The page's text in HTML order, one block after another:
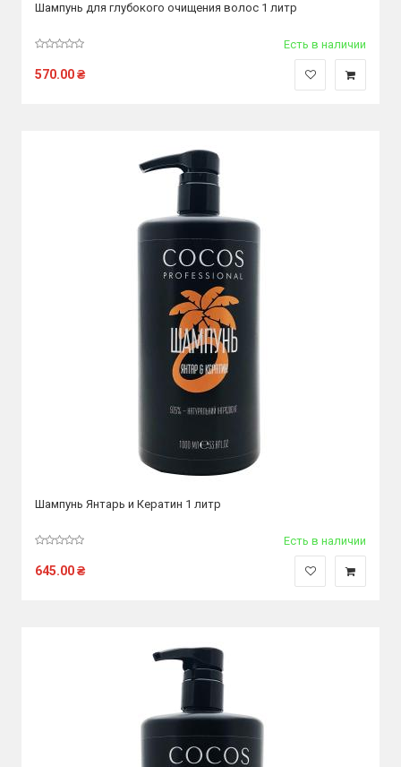
Шампунь для глубокого очищения волос 1 литр
Есть в наличии
570.00₴
Шампунь Янтарь и Кератин 1 литр
Есть в наличии
645.00₴